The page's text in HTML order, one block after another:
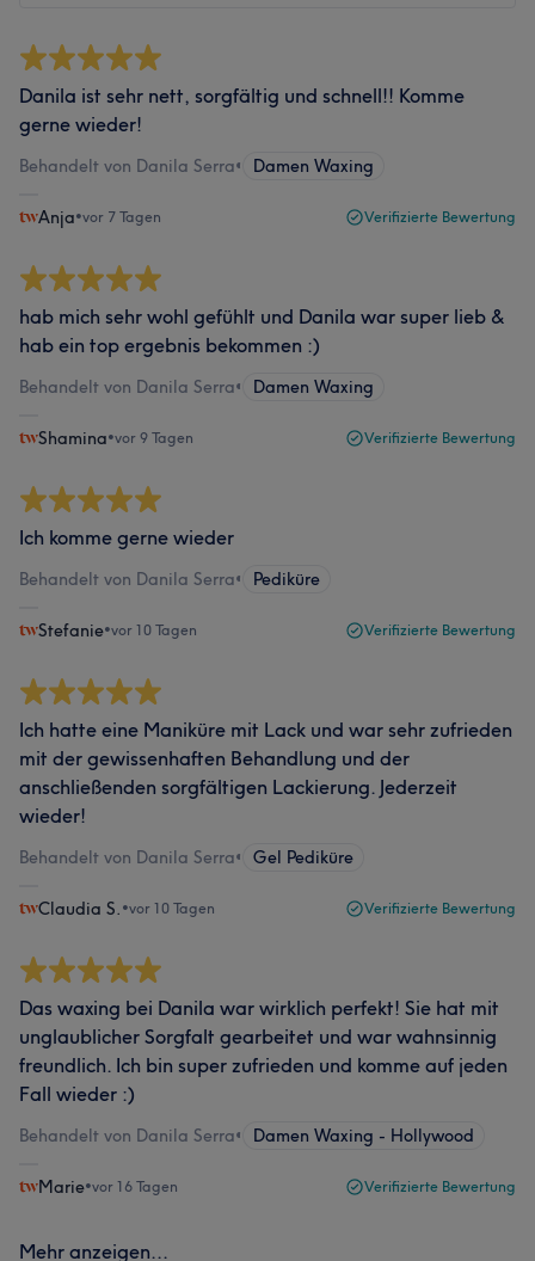
Danila ist sehr nett, sorgfältig und schnell!! Komme
gerne wieder!
Behandelt von Danila Serra• Damen Waxing
Anja•vor 7 Tagen Verifizierte Bewertung
hab mich sehr wohl gefühlt und Danila war super lieb &
hab ein top ergebnis bekommen :)
Behandelt von Danila Serra• Damen Waxing
Shamina•vor 9 Tagen Verifizierte Bewertung
Ich komme gerne wieder
Behandelt von Danila Serra• Pediküre
Stefanie•vor 10 Tagen Verifizierte Bewertung
Ich hatte eine Maniküre mit Lack und war sehr zufrieden
mit der gewissenhaften Behandlung und der
anschließenden sorgfältigen Lackierung. Jederzeit
wieder!
Behandelt von Danila Serra• Gel Pediküre
Claudia S. •vor 10 Tagen Verifizierte Bewertung
Das waxing bei Danila war wirklich perfekt! Sie hat mit
unglaublicher Sorgfalt gearbeitet und war wahnsinnig
freundlich. Ich bin super zufrieden und komme auf jeden
Fall wieder :)
Behandelt von Danila Serra• Damen Waxing - Hollywood
Marie•vor 16 Tagen Verifizierte Bewertung
Mehr anzeigen...